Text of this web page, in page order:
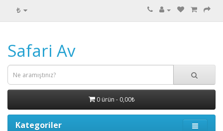
₺
Safari Av
0 ürün - 0,00₺
Kategoriler